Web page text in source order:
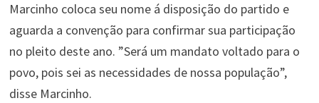
Marcinho coloca seu nome á disposição do partido e
aguarda a convenção para confirmar sua participação
no pleito deste ano. ”Será um mandato voltado para o
povo, pois sei as necessidades de nossa população”,
disse Marcinho.